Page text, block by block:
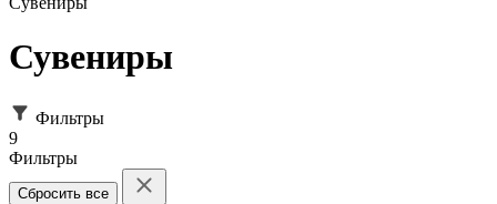
Сувениры
Фильтры
9
Фильтры
Сбросить все